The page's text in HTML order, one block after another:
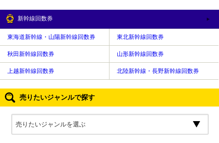
新幹線回数券
東海道新幹線・山陽新幹線回数券 東北新幹線回数券
秋田新幹線回数券 山形新幹線回数券
上越新幹線回数券 北陸新幹線・長野新幹線回数券
売りたいジャンルで探す